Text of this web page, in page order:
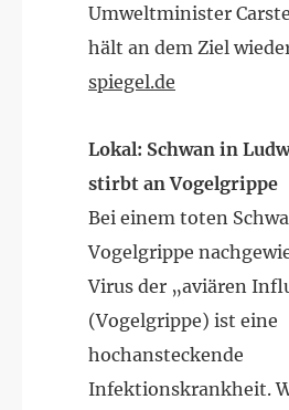
Umweltminister
hält an dem Ziel
spiegel.de
Lokal: Schwan in
stirbt an Vogelgrippe
Bei einem toten
Vogelgrippe
Virus der „aviären
(Vogelgrippe) ist eine
hochansteckende
Infektionskrankheit.